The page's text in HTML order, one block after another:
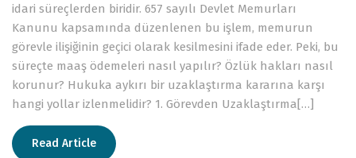
idari süreçlerden biridir. 657 sayılı Devlet Memurları
Kanunu kapsamında düzenlenen bu işlem, memurun
görevle ilişiğinin geçici olarak kesilmesini ifade eder. Peki, bu
süreçte maaş ödemeleri nasıl yapılır? Özlük hakları nasıl
korunur? Hukuka aykırı bir uzaklaştırma kararına karşı
hangi yollar izlenmelidir? 1. Görevden Uzaklaştırma[…]
Read Article